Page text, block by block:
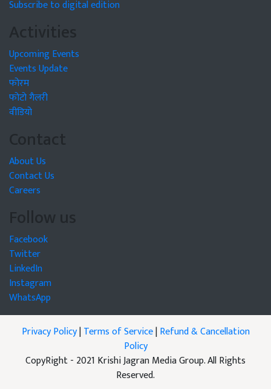
Subscribe to digital edition
Activities
Upcoming Events
Events Update
फोरम
फोटो गैलरी
वीडियो
Contact
About Us
Contact Us
Careers
Follow us
Facebook
Twitter
LinkedIn
Instagram
WhatsApp
Privacy Policy|Terms of Service|Refund & Cancellation
Policy
CopyRight - 2021 Krishi Jagran Media Group. All Rights
Reserved.